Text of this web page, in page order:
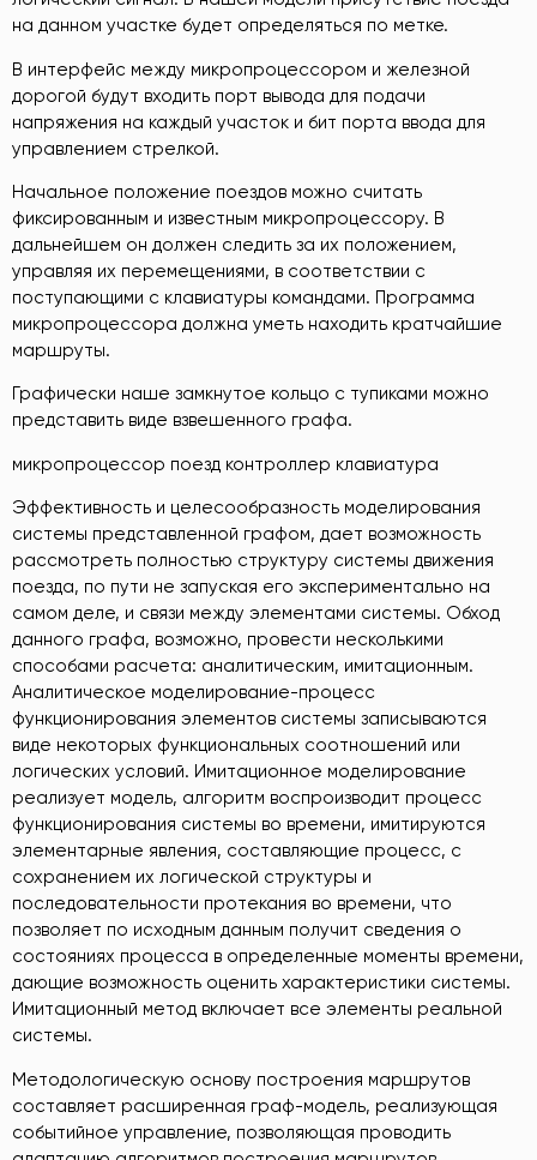
на данном участке будет определяться по метке.
В интерфейс между микропроцессором и железной
дорогой будут входить порт вывода для подачи
напряжения на каждый участок и бит порта ввода для
управлением стрелкой.
Начальное положение поездов можно считать
фиксированным и известным микропроцессору. В
дальнейшем он должен следить за их положением,
управляя их перемещениями, в соответствии с
поступающими с клавиатуры командами. Программа
микропроцессора должна уметь находить кратчайшие
маршруты.
Графически наше замкнутое кольцо с тупиками можно
представить виде взвешенного графа.
микропроцессор поезд контроллер клавиатура
Эффективность и целесообразность моделирования
системы представленной графом, дает возможность
рассмотреть полностью структуру системы движения
поезда, по пути не запуская его экспериментально на
самом деле, и связи между элементами системы. Обход
данного графа, возможно, провести несколькими
способами расчета: аналитическим, имитационным.
Аналитическое моделирование-процесс
функционирования элементов системы записываются
виде некоторых функциональных соотношений или
логических условий. Имитационное моделирование
реализует модель, алгоритм воспроизводит процесс
функционирования системы во времени, имитируются
элементарные явления, составляющие процесс, с
сохранением их логической структуры и
последовательности протекания во времени, что
позволяет по исходным данным получит сведения о
состояниях процесса в определенные моменты времени,
дающие возможность оценить характеристики системы.
Имитационный метод включает все элементы реальной
системы.
Методологическую основу построения маршрутов
составляет расширенная граф-модель, реализующая
событийное управление, позволяющая проводить